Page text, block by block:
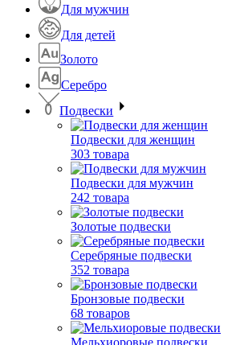
Для мужчин
Для детей
Золото
Серебро
Подвески
Подвески для женщин
303 товара
Подвески для мужчин
242 товара
Золотые подвески
Серебряные подвески
352 товара
Бронзовые подвески
68 товаров